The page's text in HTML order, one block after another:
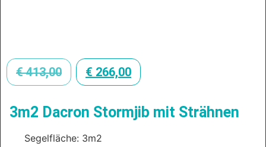
€413,00 € 266,00
3m2 Dacron Stormjib mit Strähnen
Segelfläche: 3m2